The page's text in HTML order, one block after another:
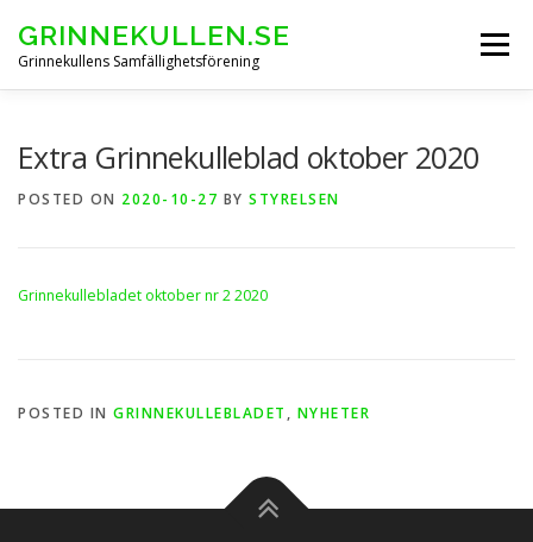
content
GRINNEKULLEN.SE
Grinnekullens Samfällighetsförening
Menu
Extra Grinnekulleblad oktober 2020
POSTED ON 2020-10-27 BY STYRELSEN
Grinnekullebladet oktober nr 2 2020
POSTED IN GRINNEKULLEBLADET , NYHETER